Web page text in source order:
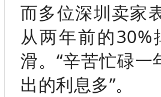
而多位深圳卖家
从两年前的
滑。“辛苦忙碌
出的利息多”。